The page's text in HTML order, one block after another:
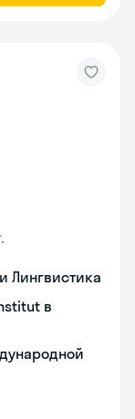
Лингвистика
в